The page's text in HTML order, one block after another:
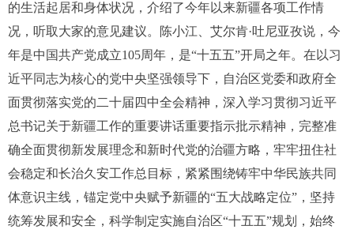
的生活起居和身体状况，介绍了今年以来新疆各项工作情
况，听取大家的意见建议。陈小江、艾尔肯·吐尼亚孜说，今
年是中国共产党成立105周年，是“十五五”开局之年。在以习
近平同志为核心的党中央坚强领导下，自治区党委和政府全
面贯彻落实党的二十届四中全会精神，深入学习贯彻习近平
总书记关于新疆工作的重要讲话重要指示批示精神，完整准
确全面贯彻新发展理念和新时代党的治疆方略，牢牢扭住社
会稳定和长治久安工作总目标，紧紧围绕铸牢中华民族共同
体意识主线，锚定党中央赋予新疆的“五大战略定位”，坚持
统筹发展和安全，科学制定实施自治区“十五五”规划，始终